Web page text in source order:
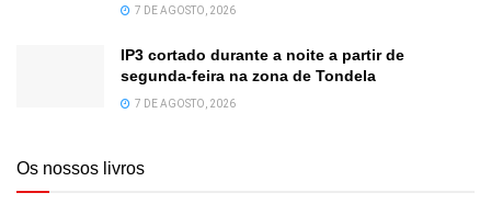
7 DE AGOSTO, 2026
IP3 cortado durante a noite a partir de
segunda-feira na zona de Tondela
7 DE AGOSTO, 2026
Os nossos livros